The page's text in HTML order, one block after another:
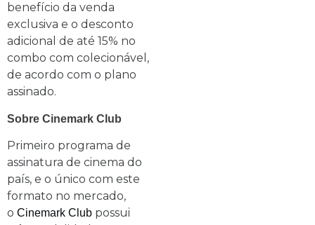
benefício da venda
exclusiva e o desconto
adicional de até 15% no
combo com colecionável,
de acordo com o plano
assinado.
Sobre Cinemark Club
Primeiro programa de
assinatura de cinema do
país, e o único com este
formato no mercado,
o Cinemark Club possui